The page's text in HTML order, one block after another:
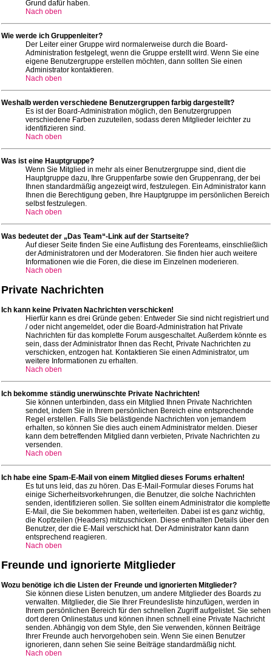
Grund dafür haben.
Nach oben
Wie werde ich Gruppenleiter?
Der Leiter einer Gruppe wird normalerweise durch die Board-
Administration festgelegt, wenn die Gruppe erstellt wird. Wenn Sie eine
eigene Benutzergruppe erstellen möchten, dann sollten Sie einen
Administrator kontaktieren.
Nach oben
Weshalb werden verschiedene Benutzergruppen farbig dargestellt?
Es ist der Board-Administration möglich, den Benutzergruppen
verschiedene Farben zuzuteilen, sodass deren Mitglieder leichter zu
identifizieren sind.
Nach oben
Was ist eine Hauptgruppe?
Wenn Sie Mitglied in mehr als einer Benutzergruppe sind, dient die
Hauptgruppe dazu, Ihre Gruppenfarbe sowie den Gruppenrang, der bei
Ihnen standardmäßig angezeigt wird, festzulegen. Ein Administrator kann
Ihnen die Berechtigung geben, Ihre Hauptgruppe im persönlichen Bereich
selbst festzulegen.
Nach oben
Was bedeutet der „Das Team“-Link auf der Startseite?
Auf dieser Seite finden Sie eine Auflistung des Forenteams, einschließlich
der Administratoren und der Moderatoren. Sie finden hier auch weitere
Informationen wie die Foren, die diese im Einzelnen moderieren.
Nach oben
Private Nachrichten
Ich kann keine Privaten Nachrichten verschicken!
Hierfür kann es drei Gründe geben: Entweder Sie sind nicht registriert und
/ oder nicht angemeldet, oder die Board-Administration hat Private
Nachrichten für das komplette Forum ausgeschaltet. Außerdem könnte es
sein, dass der Administrator Ihnen das Recht, Private Nachrichten zu
verschicken, entzogen hat. Kontaktieren Sie einen Administrator, um
weitere Informationen zu erhalten.
Nach oben
Ich bekomme ständig unerwünschte Private Nachrichten!
Sie können unterbinden, dass ein Mitglied Ihnen Private Nachrichten
sendet, indem Sie in Ihrem persönlichen Bereich eine entsprechende
Regel erstellen. Falls Sie belästigende Nachrichten von jemandem
erhalten, so können Sie dies auch einem Administrator melden. Dieser
kann dem betreffenden Mitglied dann verbieten, Private Nachrichten zu
versenden.
Nach oben
Ich habe eine Spam-E-Mail von einem Mitglied dieses Forums erhalten!
Es tut uns leid, das zu hören. Das E-Mail-Formular dieses Forums hat
einige Sicherheitsvorkehrungen, die Benutzer, die solche Nachrichten
senden, identifizieren sollen. Sie sollten einem Administrator die komplette
E-Mail, die Sie bekommen haben, weiterleiten. Dabei ist es ganz wichtig,
die Kopfzeilen (Headers) mitzuschicken. Diese enthalten Details über den
Benutzer, der die E-Mail verschickt hat. Der Administrator kann dann
entsprechend reagieren.
Nach oben
Freunde und ignorierte Mitglieder
Wozu benötige ich die Listen der Freunde und ignorierten Mitglieder?
Sie können diese Listen benutzen, um andere Mitglieder des Boards zu
verwalten. Mitglieder, die Sie Ihrer Freundesliste hinzufügen, werden in
Ihrem persönlichen Bereich für den schnellen Zugriff aufgelistet. Sie sehen
dort deren Onlinestatus und können ihnen schnell eine Private Nachricht
senden. Abhängig von dem Style, den Sie verwenden, können Beiträge
Ihrer Freunde auch hervorgehoben sein. Wenn Sie einen Benutzer
ignorieren, dann sehen Sie seine Beiträge standardmäßig nicht.
Nach oben